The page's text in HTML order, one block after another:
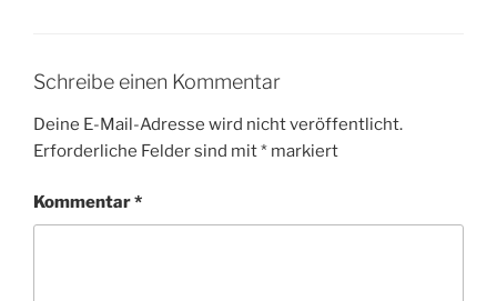
Schreibe einen Kommentar
Deine E-Mail-Adresse wird nicht veröffentlicht.
Erforderliche Felder sind mit* markiert
Kommentar*